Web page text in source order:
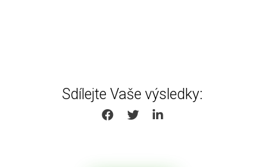
Sdílejte Vaše výsledky:
SHARE ON FACEBOOK
SHARE ON TWITTER
SHARE ON LINKEDIN